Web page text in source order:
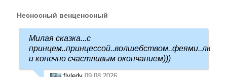
Несносный венценосный
Милая сказка...с
и конечно счастливым окончанием)))